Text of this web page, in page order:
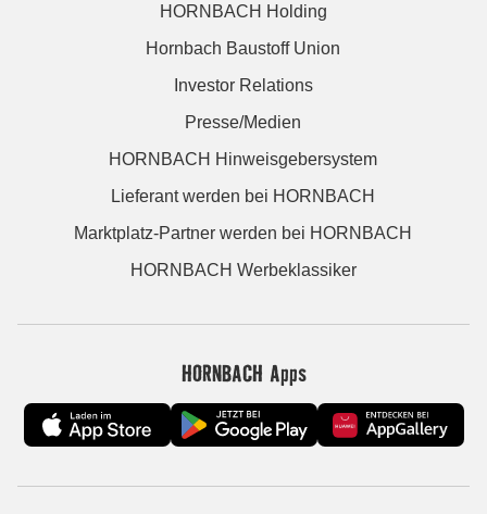
HORNBACH Holding
Hornbach Baustoff Union
Investor Relations
Presse/Medien
HORNBACH Hinweisgebersystem
Lieferant werden bei HORNBACH
Marktplatz-Partner werden bei HORNBACH
HORNBACH Werbeklassiker
HORNBACH Apps